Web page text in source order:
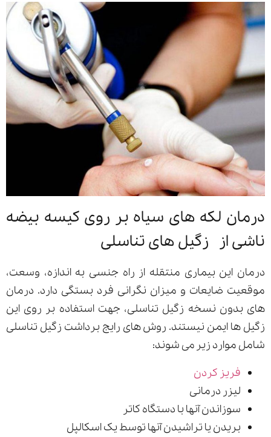
درمان لکه های سیاه بر روی کیسه بیضه
ناشی از زگیل های تناسلی
درمان این بیماری منتقله از راه جنسی به اندازه، وسعت،
موقعیت ضایعات و میزان نگرانی فرد بستگی دارد. درمان
های بدون نسخه زگیل تناسلی، جهت استفاده بر روی این
زگیل ها ایمن نیستند. روش های رایج برداشت زگیل تناسلی
شامل موارد زیر می شوند:
فریز کردن
لیزر درمانی
سوزاندن آنها با دستگاه کاتر
بریدن یا تراشیدن آنها توسط یک اسکالپل